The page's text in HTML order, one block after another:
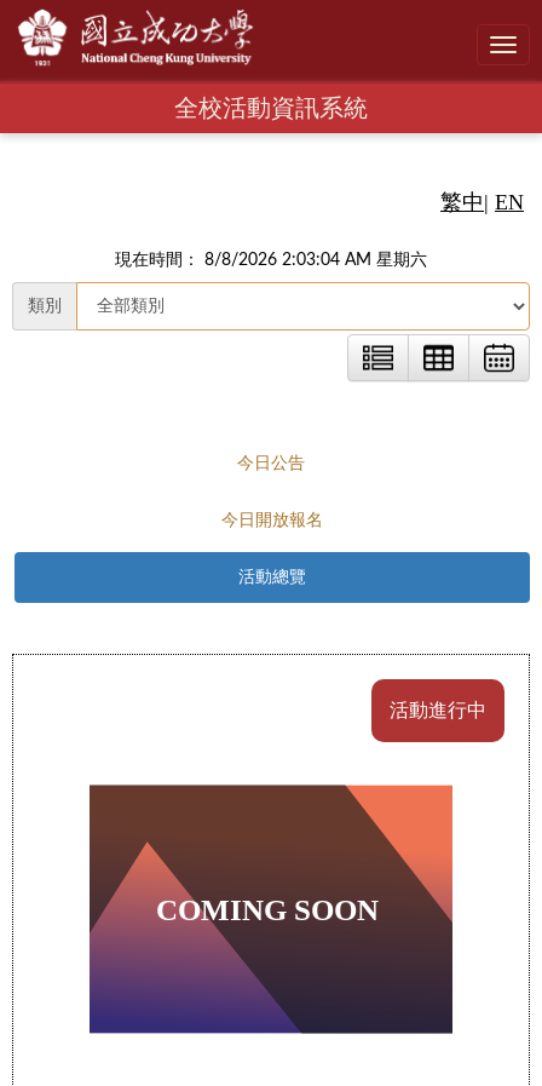
全校活動資訊系統
繁中| EN
現在時間： 8/8/2026 2:03:05 AM 星期六
類別
今日公告
今日開放報名
活動總覽
活動進行中